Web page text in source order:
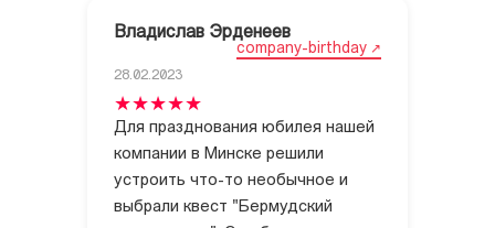
Владислав Эрденеев
company-birthday
28.02.2023
Для празднования юбилея нашей
компании в Минске решили
устроить что-то необычное и
выбрали квест "Бермудский